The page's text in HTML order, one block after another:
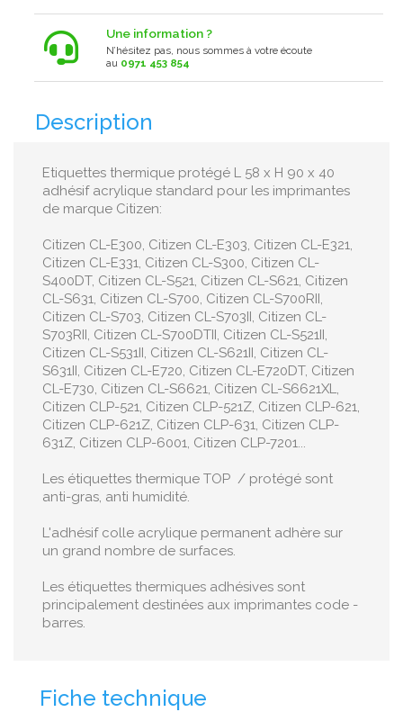
Une information ?
N’hésitez pas, nous sommes à votre écoute
au 0971 453 854
Description
Etiquettes thermique protégé L 58 x H 90 x 40
adhésif acrylique standard pour les imprimantes
de marque Citizen:
Citizen CL-E300, Citizen CL-E303, Citizen CL-E321,
Citizen CL-E331, Citizen CL-S300, Citizen CL-
S400DT, Citizen CL-S521, Citizen CL-S621, Citizen
CL-S631, Citizen CL-S700, Citizen CL-S700RII,
Citizen CL-S703, Citizen CL-S703II, Citizen CL-
S703RII, Citizen CL-S700DTII, Citizen CL-S521II,
Citizen CL-S531II, Citizen CL-S621II, Citizen CL-
S631II, Citizen CL-E720, Citizen CL-E720DT, Citizen
CL-E730, Citizen CL-S6621, Citizen CL-S6621XL,
Citizen CLP-521, Citizen CLP-521Z, Citizen CLP-621,
Citizen CLP-621Z, Citizen CLP-631, Citizen CLP-
631Z, Citizen CLP-6001, Citizen CLP-7201...
Les étiquettes thermique TOP / protégé sont
anti-gras, anti humidité.
L'adhésif colle acrylique permanent adhère sur
un grand nombre de surfaces.
Les étiquettes thermiques adhésives sont
principalement destinées aux imprimantes code -
barres.
Fiche technique